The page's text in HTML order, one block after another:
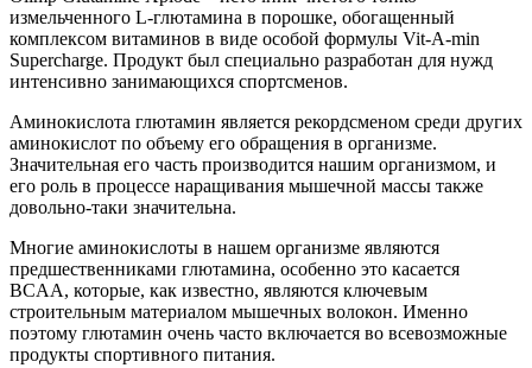
измельченного L-глютамина в порошке, обогащенный
комплексом витаминов в виде особой формулы Vit-A-min
Supercharge. Продукт был специально разработан для нужд
интенсивно занимающихся спортсменов.
Аминокислота глютамин является рекордсменом среди других
аминокислот по объему его обращения в организме.
Значительная его часть производится нашим организмом, и
его роль в процессе наращивания мышечной массы также
довольно-таки значительна.
Многие аминокислоты в нашем организме являются
предшественниками глютамина, особенно это касается
BCAA, которые, как известно, являются ключевым
строительным материалом мышечных волокон. Именно
поэтому глютамин очень часто включается во всевозможные
продукты спортивного питания.